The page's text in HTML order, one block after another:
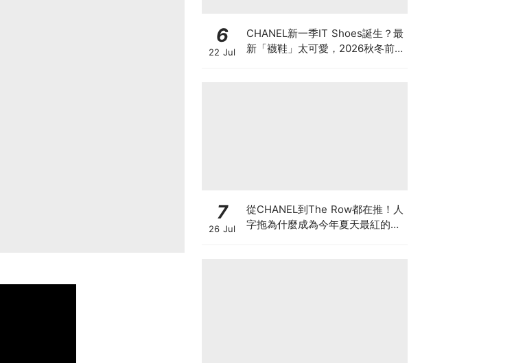
6
22 Jul
CHANEL新一季IT Shoes誕生？最
新「襪鞋」太可愛，2026秋冬前
7
26 Jul
從CHANEL到The Row都在推！人
字拖為什麼成為今年夏天最紅的